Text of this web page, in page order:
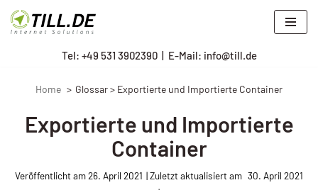
Zum
Tel: +49 531 3902390| E-Mail: info@till.de
Home Glossar > Exportierte und Importierte Container
Exportierte und Importierte
Container
Veröffentlicht am26. April 2021 30. April 2021